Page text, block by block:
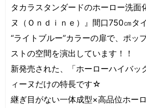
タカラスタンダードのホーロー洗面
ヌ（Ｏｎｄｉｎｅ）』間口750㎝タ
“ライトブルー”カラーの扉で、ポッ
ストの空間を演出しています！！
新発売された、「ホーローハイバッ
ィーヌだけの特長です☆
継ぎ目がない一体成型×高品位ホー